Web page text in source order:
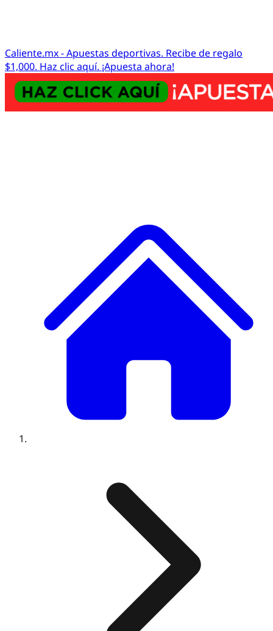
Caliente.mx - Apuestas deportivas. Recibe de regalo
$1,000. Haz clic aquí. ¡Apuesta ahora!